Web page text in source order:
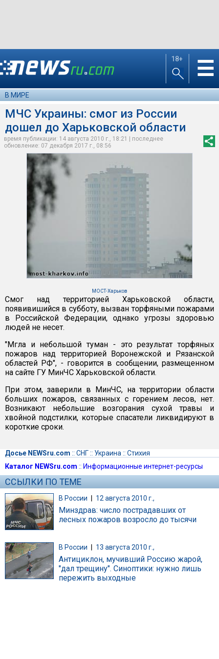
18+ ☰
В МИРЕ
МЧС Украины: смог из России
дошел до Харьковской области
время публикации: 14 августа 2010 г., 18:21 | последнее
обновление: 07 декабря 2017 г., 08:56
МОСТ-Харьков
Смог над территорией Харьковской области,
появивишийся в субботу, вызван торфяными пожарами
в Российской Федерации, однако угрозы здоровью
людей не несет.
"Мгла и небольшой туман - это результат торфяных
пожаров над территорией Воронежской и Рязанской
областей РФ", - говорится в сообщении, размещенном
на сайте ГУ МинЧС Харьковской области.
При этом, заверили в МинЧС, на территории области
больших пожаров, связанных с горением лесов, нет.
Возникают небольшие возгорания сухой травы и
хвойной подстилки, которые спасатели ликвидируют в
короткие сроки.
Досье NEWSru.com :: СНГ:: Украина :: Стихия
Каталог NEWSru.com :: Информационные интернет-ресурсы
ССЫЛКИ ПО ТЕМЕ
В России | 12 августа 2010 г.,
Минздрав: число пострадавших от
лесных пожаров возросло до тысячи
В России 13 августа 2010 г.,
Антициклон, мучивший Россию жарой,
"дал трещину". Синоптики: нужно лишь
пережить выходные